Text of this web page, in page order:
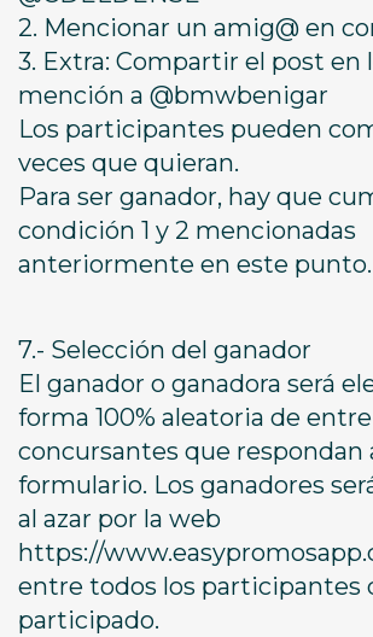
2. Mencionar un amig@ en
3. Extra: Compartir el post en
mención a @bmwbenigar
Los participantes pueden
veces que quieran.
Para ser ganador, hay que
condición 1 y 2 mencionadas
anteriormente en este punto.
7.- Selección del ganador
El ganador o ganadora será
forma 100% aleatoria de
concursantes que respondan
formulario. Los ganadores
al azar por la web
https://
entre todos los participantes
participado.